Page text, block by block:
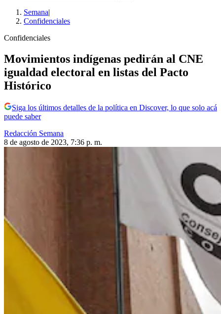
Semana|
Confidenciales
Confidenciales
Movimientos indígenas pedirán al CNE
igualdad electoral en listas del Pacto
Histórico
Siga los últimos detalles de la política en Discover, lo que solo acá
puede saber
Redacción Semana
8 de agosto de 2023, 7:36 p. m.